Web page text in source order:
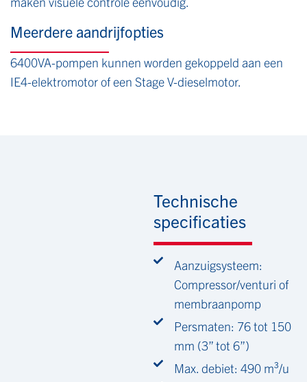
Meerdere aandrijfopties
6400VA-pompen kunnen worden gekoppeld aan een
IE4-elektromotor of een Stage V-dieselmotor.
Technische
specificaties
Aanzuigsysteem:
Compressor/venturi of
membraanpomp
Persmaten: 76 tot 150
mm (3” tot 6”)
Max. debiet: 490 m³/u